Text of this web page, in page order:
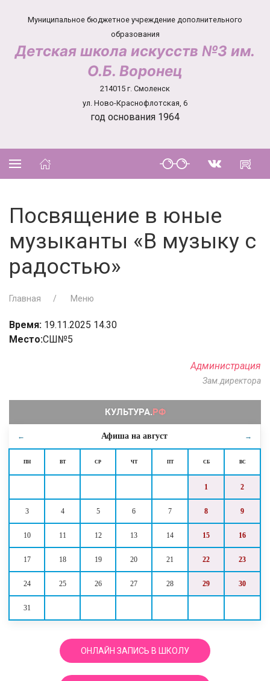
Муниципальное бюджетное учреждение дополнительного
образования
Детская школа искусств №3 им.
О.Б. Воронец
214015 г. Смоленск
ул. Ново-Краснофлотская, 6
год основания 1964
← Афиша на август →
ПН ВТ СР ЧТ ПТ СБ ВС
1 2
3 4 5 6 7 8 9
10 11 12 13 14 15 16
17 18 19 20 21 22 23
24 25 26 27 28 29 30
31
ОНЛАЙН ЗАПИСЬ В ШКОЛУ
Посвящение в юные
музыканты «В музыку с
радостью»
Главная Меню
Время: 19.11.2025 14.30
Место:СШ№5
Администрация
Зам.директора